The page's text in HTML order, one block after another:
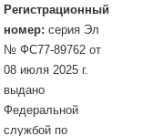
Регистрационный
номер: серия Эл
№ ФС77-89762 от
08 июля 2025 г.
выдано
Федеральной
службой по